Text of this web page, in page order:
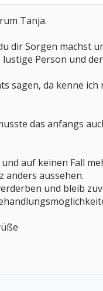
Tanja.
dir Sorgen machst
Person und
sagen, da kenne
das anfangs
auf keinen Fall
anders aussehen.
und bleib